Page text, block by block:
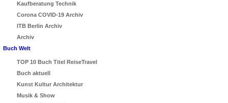
Kaufberatung Technik
Corona COVID-19 Archiv
ITB Berlin Archiv
Archiv
Buch Welt
TOP 10 Buch Titel ReiseTravel
Buch aktuell
Kunst Kultur Architektur
Musik & Show